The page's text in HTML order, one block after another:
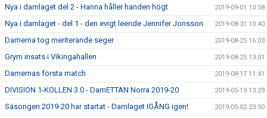
Nya i damlaget del 2 - Hanna håller handen högt 2019-09-01 10:58
Nya i damlaget - del 1 - den evigt leende Jennifer Jonsson 2019-08-31 10:40
Damerna tog meriterande seger 2019-08-25 16:03
Grym insats i Vikingahallen 2019-08-25 13:01
Damernas första match 2019-08-17 11:41
DIVISION 1-KOLLEN 3.0 - DamETTAN Norra 2019-20 2019-05-19 13:29
Säsongen 2019-20 har startat - Damlaget IGÅNG igen! 2019-05-02 23:50